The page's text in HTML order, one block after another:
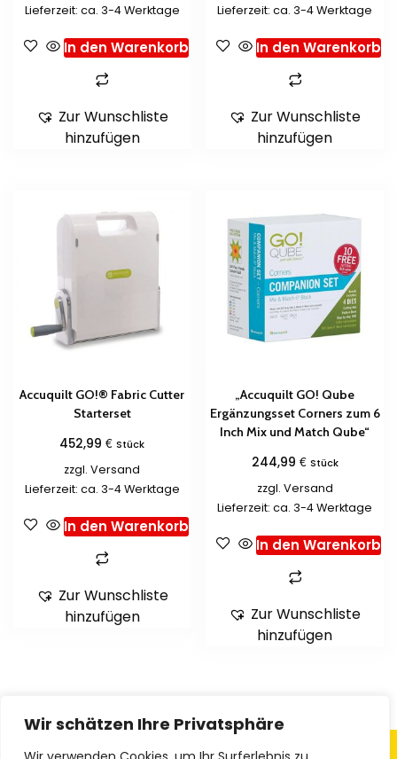
Wir schätzen Ihre Privatsphäre
Lieferzeit: ca. 3-4 Werktage
In den Warenkorb
Zur Wunschliste
hinzufügen
Lieferzeit: ca. 3-4 Werktage
In den Warenkorb
Zur Wunschliste
hinzufügen
Accuquilt GO!® Fabric Cutter
Starterset
452,99€ Stück
zzgl.Versand
Lieferzeit: ca. 3-4 Werktage
In den Warenkorb
Zur Wunschliste
hinzufügen
„Accuquilt GO! Qube
Ergänzungsset Corners zum 6
Inch Mix und Match Qube“
244,99 € Stück
zzgl. Versand
Lieferzeit: ca. 3-4 Werktage
In den Warenkorb
Zur Wunschliste
hinzufügen